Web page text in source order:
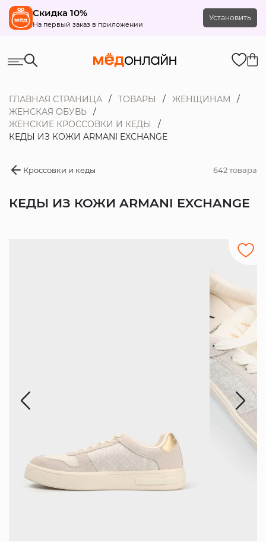
Скидка 10%
На первый заказ в приложении
Установить
ГЛАВНАЯ СТРАНИЦА ТОВАРЫ
ЖЕНЩИНАМ
ЖЕНСКАЯ ОБУВЬ
ЖЕНСКИЕ КРОССОВКИ И КЕДЫ
КЕДЫ ИЗ КОЖИ ARMANI EXCHANGE
Кроссовки и кеды 642 товара
КЕДЫ ИЗ КОЖИ ARMANI EXCHANGE